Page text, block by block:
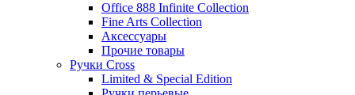
Office 888 Infinite Collection
Fine Arts Collection
Аксессуары
Прочие товары
Ручки Cross
Limited & Special Edition